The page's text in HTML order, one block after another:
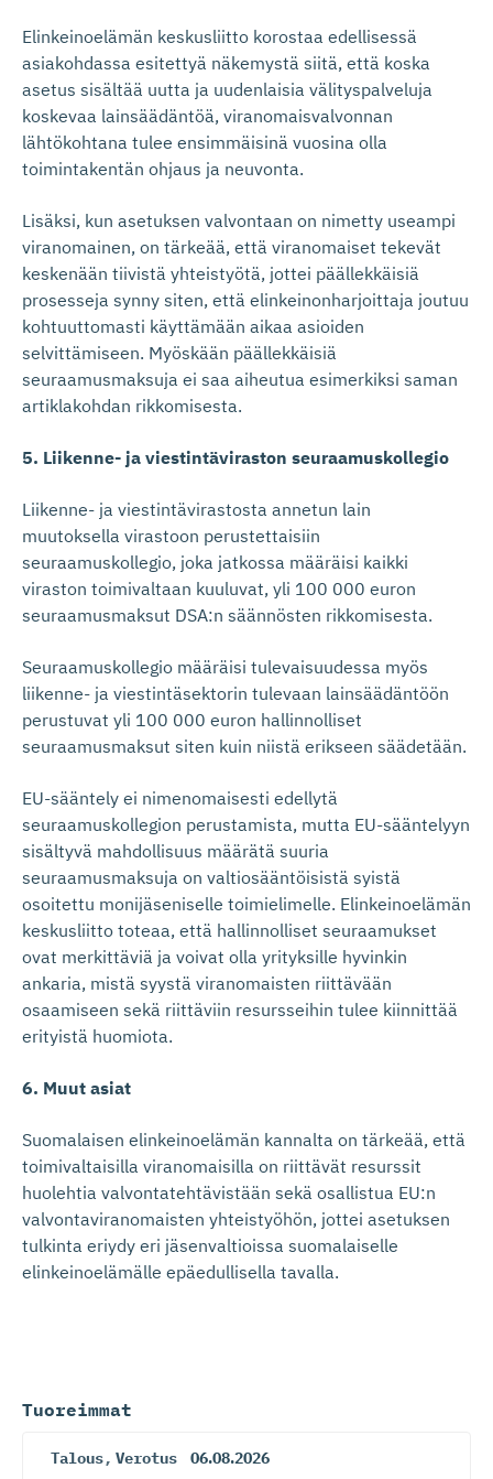
Elinkeinoelämän keskusliitto korostaa edellisessä
asiakohdassa esitettyä näkemystä siitä, että koska
asetus sisältää uutta ja uudenlaisia välityspalveluja
koskevaa lainsäädäntöä, viranomaisvalvonnan
lähtökohtana tulee ensimmäisinä vuosina olla
toimintakentän ohjaus ja neuvonta.
Lisäksi, kun asetuksen valvontaan on nimetty useampi
viranomainen, on tärkeää, että viranomaiset tekevät
keskenään tiivistä yhteistyötä, jottei päällekkäisiä
prosesseja synny siten, että elinkeinonharjoittaja joutuu
kohtuuttomasti käyttämään aikaa asioiden
selvittämiseen. Myöskään päällekkäisiä
seuraamusmaksuja ei saa aiheutua esimerkiksi saman
artiklakohdan rikkomisesta.
5. Liikenne- ja viestintäviraston seuraamuskollegio
Liikenne- ja viestintävirastosta annetun lain
muutoksella virastoon perustettaisiin
seuraamuskollegio, joka jatkossa määräisi kaikki
viraston toimivaltaan kuuluvat, yli 100 000 euron
seuraamusmaksut DSA:n säännösten rikkomisesta.
Seuraamuskollegio määräisi tulevaisuudessa myös
liikenne- ja viestintäsektorin tulevaan lainsäädäntöön
perustuvat yli 100 000 euron hallinnolliset
seuraamusmaksut siten kuin niistä erikseen säädetään.
EU-sääntely ei nimenomaisesti edellytä
seuraamuskollegion perustamista, mutta EU-sääntelyyn
sisältyvä mahdollisuus määrätä suuria
seuraamusmaksuja on valtiosääntöisistä syistä
osoitettu monijäseniselle toimielimelle. Elinkeinoelämän
keskusliitto toteaa, että hallinnolliset seuraamukset
ovat merkittäviä ja voivat olla yrityksille hyvinkin
ankaria, mistä syystä viranomaisten riittävään
osaamiseen sekä riittäviin resursseihin tulee kiinnittää
erityistä huomiota.
6. Muut asiat
Suomalaisen elinkeinoelämän kannalta on tärkeää, että
toimivaltaisilla viranomaisilla on riittävät resurssit
huolehtia valvontatehtävistään sekä osallistua EU:n
valvontaviranomaisten yhteistyöhön, jottei asetuksen
tulkinta eriydy eri jäsenvaltioissa suomalaiselle
elinkeinoelämälle epäedullisella tavalla.
Tuoreimmat
Talous, Verotus 06.08.2026